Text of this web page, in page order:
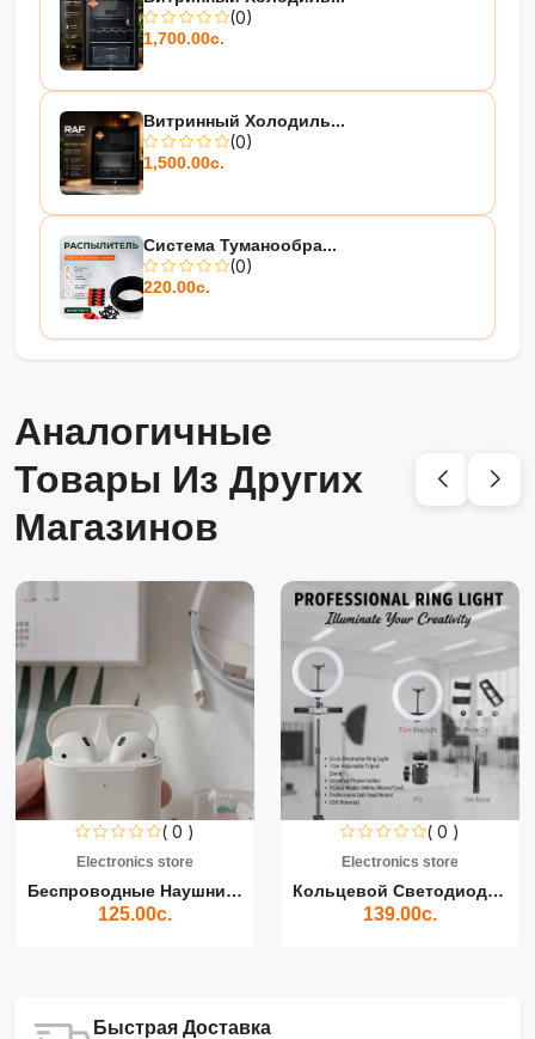
(0)
1,700.00с.
Витринный Холодиль...
(0)
1,500.00с.
Система Туманообра...
(0)
220.00с.
Аналогичные
Товары Из Других
Магазинов
( 0 )
Electronics store
Беспроводные Наушники Air...
125.00с.
( 0 )
Electronics store
Кольцевой Светодиодный Св...
139.00с.
Быстрая Доставка